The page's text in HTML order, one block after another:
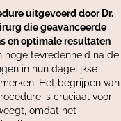
uitgevoerd door Dr.
die geavanceerde
en optimale resultaten
hoge tevredenheid na de
in hun dagelijkse
Het begrijpen van
is cruciaal voor
omdat het